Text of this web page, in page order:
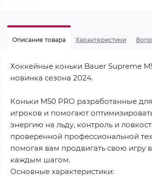
Описание товара Характеристики
Хоккейные коньки Bauer Supreme
новинка сезона 2024.
Коньки M50 PRO разработанные
игроков и помогают
энергию на льду, контроль и
проверенной профессиональной
помогая вам продвигать свою игру
каждым шагом.
Основные характеристики: